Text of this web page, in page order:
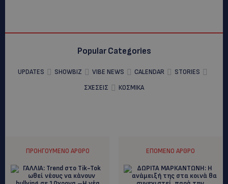
Popular Categories
UPDATES SHOWBIZ VIBE NEWS CALENDAR
STORIES
ΣΧΕΣΕΙΣ
ΚΟΣΜΙΚΑ
ΠΡΟΗΓΟΎΜΕΝΟ ΆΡΘΡΟ ΕΠΌΜΕΝΟ ΆΡΘΡΟ